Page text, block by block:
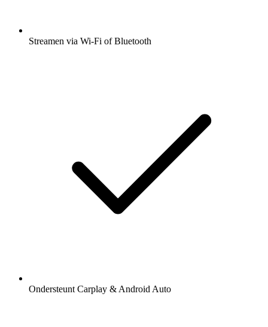
Streamen via Wi-Fi of Bluetooth
Ondersteunt Carplay & Android Auto